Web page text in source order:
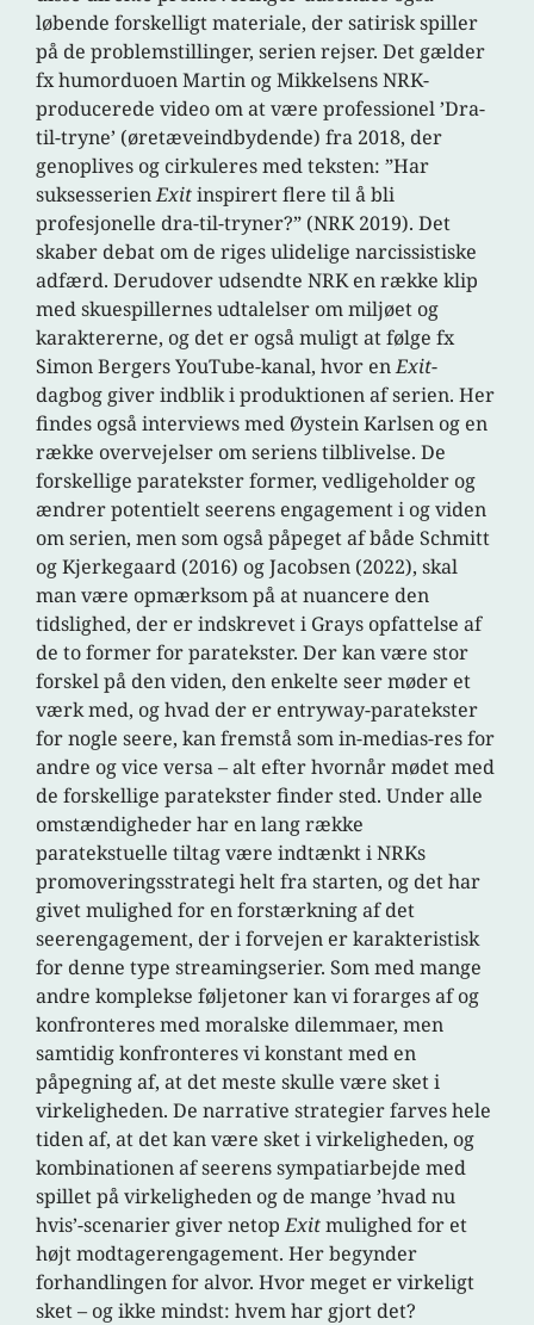
løbende forskelligt materiale, der satirisk spiller
på de problemstillinger, serien rejser. Det gælder
fx humorduoen Martin og Mikkelsens NRK-
producerede video om at være professionel ’Dra-
til-tryne’ (øretæveindbydende) fra 2018, der
genoplives og cirkuleres med teksten: ”Har
suksesserienExitinspirert flere til å bli
profesjonelle dra-til-tryner?” (NRK 2019). Det
skaber debat om de riges ulidelige narcissistiske
adfærd. Derudover udsendte NRK en række klip
med skuespillernes udtalelser om miljøet og
karaktererne, og det er også muligt at følge fx
Simon Bergers YouTube-kanal, hvor enExit-
dagbog giver indblik i produktionen af serien. Her
findes også interviews med Øystein Karlsen og en
række overvejelser om seriens tilblivelse. De
forskellige paratekster former, vedligeholder og
ændrer potentielt seerens engagement i og viden
om serien, men som også påpeget af både Schmitt
og Kjerkegaard (2016) og Jacobsen (2022), skal
man være opmærksom på at nuancere den
tidslighed, der er indskrevet i Grays opfattelse af
de to former for paratekster. Der kan være stor
forskel på den viden, den enkelte seer møder et
værk med, og hvad der er entryway-paratekster
for nogle seere, kan fremstå som in-medias-res for
andre og vice versa – alt efter hvornår mødet med
de forskellige paratekster finder sted. Under alle
omstændigheder har en lang række
paratekstuelle tiltag være indtænkt i NRKs
promoveringsstrategi helt fra starten, og det har
givet mulighed for en forstærkning af det
seerengagement, der i forvejen er karakteristisk
for denne type streamingserier. Som med mange
andre komplekse føljetoner kan vi forarges af og
konfronteres med moralske dilemmaer, men
samtidig konfronteres vi konstant med en
påpegning af, at det meste skulle være sket i
virkeligheden. De narrative strategier farves hele
tiden af, at det kan være sket i virkeligheden, og
kombinationen af seerens sympatiarbejde med
spillet på virkeligheden og de mange ’hvad nu
hvis’-scenarier giver netopExitmulighed for et
højt modtagerengagement. Her begynder
forhandlingen for alvor. Hvor meget er virkeligt
sket – og ikke mindst: hvem har gjort det?